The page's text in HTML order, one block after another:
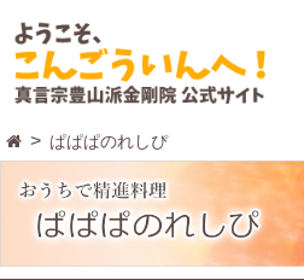
ぱぱぱのれしぴ